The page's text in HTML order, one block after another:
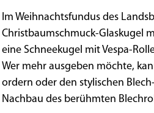
Im Weihnachtsfundus des
Christbaumschmuck-Glaskugel
eine Schneekugel mit Vespa-
Wer mehr ausgeben möchte,
ordern oder den stylischen
Nachbau des berühmten